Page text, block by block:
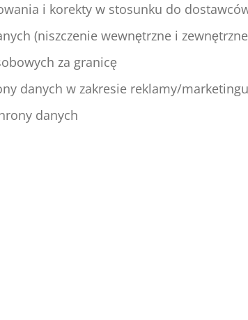
i korekty w stosunku do
(niszczenie wewnętrzne i
za granicę
danych w zakresie reklamy/marketingu
danych